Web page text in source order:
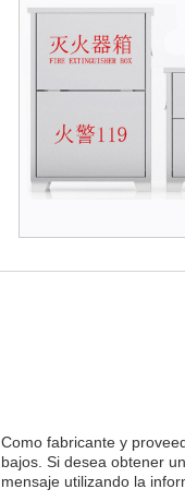
Como fabricante y
bajos. Si desea obtener
mensaje utilizando la